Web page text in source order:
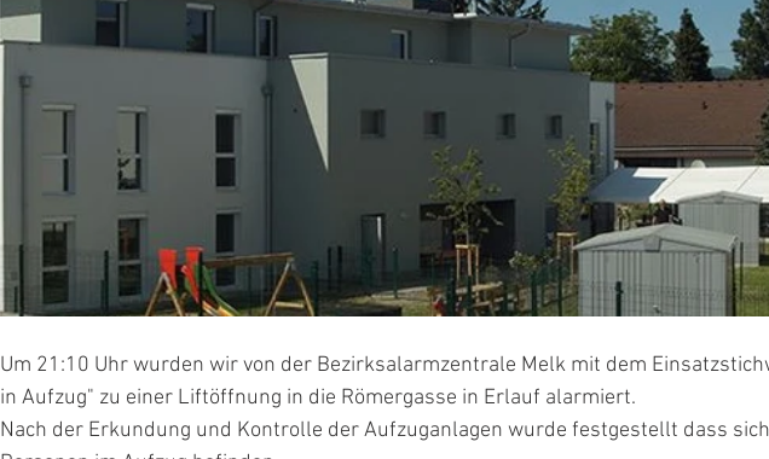
Um 21:10 Uhr wurden wir von der Bezirksalarmzentrale Melk mit dem
in Aufzug" zu einer Liftöffnung in die Römergasse in Erlauf alarmiert.
Nach der Erkundung und Kontrolle der Aufzuganlagen wurde festgestellt dass